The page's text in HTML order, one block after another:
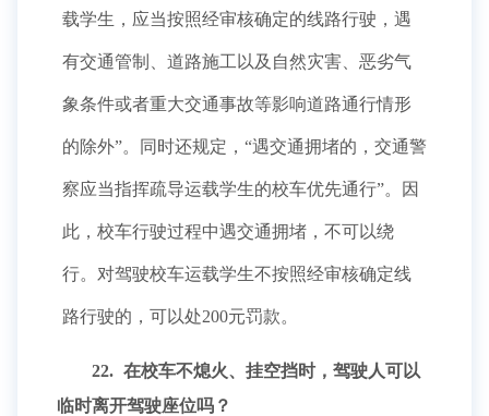
载学生，应当按照经审核确定的线路行驶，遇
有交通管制、道路施工以及自然灾害、恶劣气
象条件或者重大交通事故等影响道路通行情形
的除外”。同时还规定，“遇交通拥堵的，交通警
察应当指挥疏导运载学生的校车优先通行”。因
此，校车行驶过程中遇交通拥堵，不可以绕
行。对驾驶校车运载学生不按照经审核确定线
路行驶的，可以处200元罚款。
22. 在校车不熄火、挂空挡时，驾驶人可以
临时离开驾驶座位吗？